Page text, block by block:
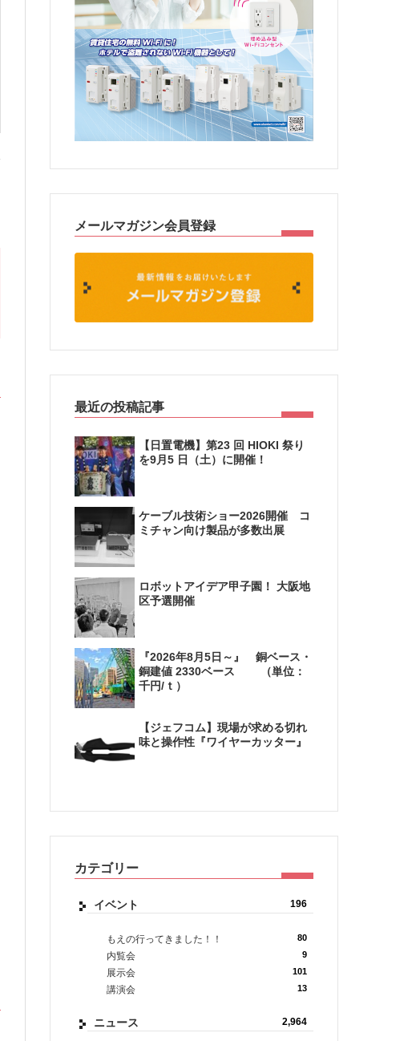
メールマガジン会員登録
最近の投稿記事
【日置電機】第23 回 HIOKI 祭り
を9月5 日（土）に開催！
ケーブル技術ショー2026開催 コ
ミチャン向け製品が多数出展
ロボットアイデア甲子園！ 大阪地
区予選開催
『2026年8月5日～』 銅ベース・
銅建値 2330ベース （単位：
千円/ｔ）
【ジェフコム】現場が求める切れ
味と操作性『ワイヤーカッター』
カテゴリー
イベント 196
もえの行ってきました！！ 80
内覧会 9
展示会 101
講演会 13
ニュース 2,964